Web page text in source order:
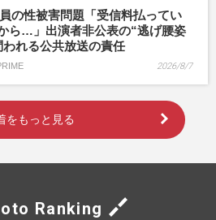
の性被害問題「受信料払ってい
ら…」出演者非公表の“逃げ腰姿
われる公共放送の責任
2026/8/7
をもっと見る
Ranking